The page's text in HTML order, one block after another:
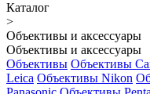
Каталог
>
Объективы и аксессуары
Объективы и аксессуары
Объективы Объективы
Leica Объективы Nikon